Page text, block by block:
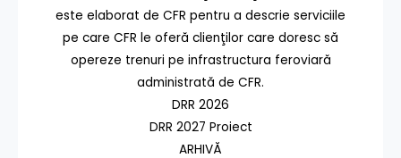
este elaborat de CFR pentru a descrie serviciile
pe care CFR le oferă clienţilor care doresc să
opereze trenuri pe infrastructura feroviară
administrată de CFR.
DRR 2026
DRR 2027 Proiect
ARHIVĂ